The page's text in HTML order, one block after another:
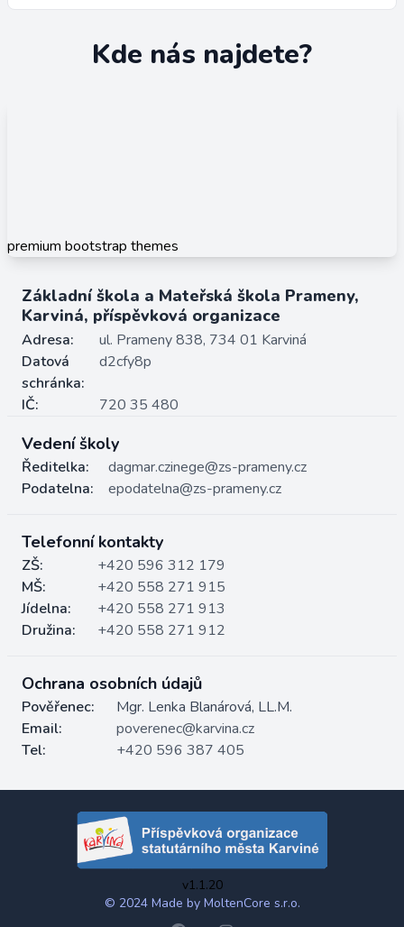
Kde nás najdete?
premium bootstrap themes
Základní škola a Mateřská škola Prameny,
Karviná, příspěvková organizace
Adresa:
ul. Prameny 838, 734 01 Karviná
Datová
schránka:
d2cfy8p
IČ: 720 35 480
Vedení školy
Ředitelka:
dagmar.czinege@zs-prameny.cz
Podatelna:
epodatelna@zs-prameny.cz
Telefonní kontakty
ZŠ:
+420 596 312 179
MŠ:
+420 558 271 915
Jídelna:
+420 558 271 913
Družina:
+420 558 271 912
Ochrana osobních údajů
Pověřenec:
Mgr. Lenka Blanárová, LL.M.
Email:
poverenec@karvina.cz
Tel:
+420 596 387 405
v1.1.20
© 2024 Made by MoltenCore s.r.o.